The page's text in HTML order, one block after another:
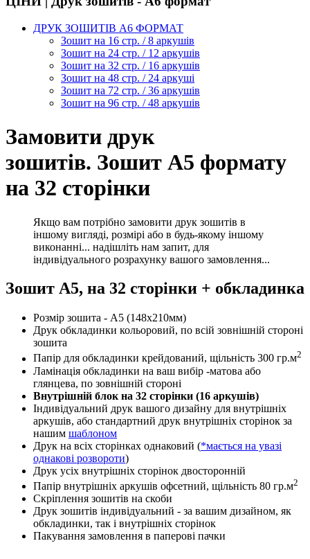
ДРУК ЗОШИТІВ А6 ФОРМАТ
Зошит на 16 стр. / 8 аркушів
Зошит на 24 стр. / 12 аркушів
Зошит на 32 стр. / 16 аркушів
Зошит на 48 стр. / 24 аркуші
Зошит на 72 стр. / 36 аркушів
Зошит на 96 стр. / 48 аркушів
Замовити друк
зошитів. Зошит А5 формату
на 32 сторінки
Якщо вам потрібно замовити друк зошитів в
іншому вигляді, розмірі або в будь-якому іншому
виконанні... надішліть нам запит, для
індивідуального розрахунку вашого замовлення...
Зошит А5, на 32 сторінки + обкладинка
Розмір зошита - А5 (148х210мм)
Друк обкладинки кольоровий, по всій зовнішній стороні
зошита
Папір для обкладинки крейдований, щільність 300 гр.м2
Ламінація обкладинки на ваш вибір -матова або
глянцева, по зовнішній стороні
Внутрішній блок на 32 сторінки (16 аркушів)
Індивідуальний друк вашого дизайну для внутрішніх
аркушів, або стандартний друк внутрішніх сторінок за
нашим шаблоном
Друк на всіх сторінках однаковий (*мається на увазі
однакові розвороти)
Друк усіх внутрішніх сторінок двосторонній
Папір внутрішніх аркушів офсетний, щільність 80 гр.м2
Скріплення зошитів на скоби
Друк зошитів індивідуальний - за вашим дизайном, як
обкладинки, так і внутрішніх сторінок
Пакування замовлення в паперові пачки